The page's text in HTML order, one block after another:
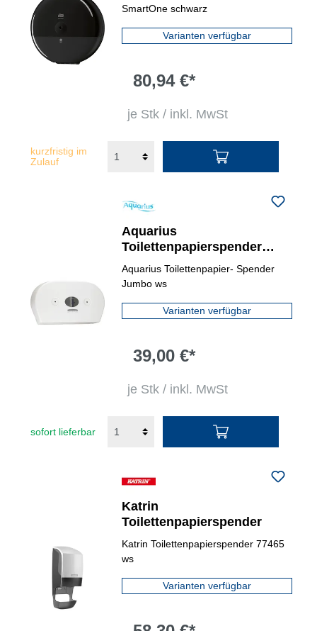
SmartOne schwarz
Varianten verfügbar
80,94 €*
je Stk / inkl. MwSt
kurzfristig im
Zulauf
Aquarius
Toilettenpapierspender
Toilet Tissue
Aquarius Toilettenpapier- Spender
Jumbo ws
Varianten verfügbar
39,00 €*
je Stk / inkl. MwSt
sofort lieferbar
Katrin
Toilettenpapierspender
Katrin Toilettenpapierspender 77465
ws
Varianten verfügbar